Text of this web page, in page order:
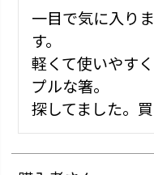
一目で気に入り
す。
軽くて使いやす
プルな箸。
探してました。